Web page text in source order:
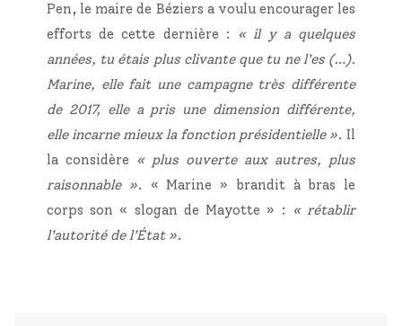
Pen, le maire de Béziers a vou­lu encou­ra­ger les
efforts de cette der­nière :
« il y a quelques
années, tu étais plus cli­vante que tu ne l’es (…).
Marine, elle fait une cam­pagne très dif­fé­rente
de 2017, elle a pris une dimen­sion dif­fé­rente,
elle incarne mieux la fonc­tion pré­si­den­tielle ». Il
la consi­dère
« plus ouverte aux autres, plus
rai­son­nable ». « Marine » bran­dit à bras le
corps son « slo­gan de Mayotte » :
« réta­blir
l’autorité de l’État ».